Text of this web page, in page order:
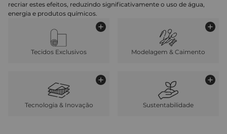
recriar estes efeitos, reduzindo significativamente o uso de água,
energia e produtos químicos.
Tecidos Exclusivos Modelagem & Caimento
Tecnologia & Inovação Sustentabilidade